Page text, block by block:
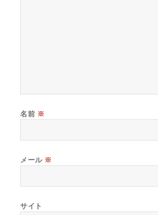
名前 ※
メール ※
サイト